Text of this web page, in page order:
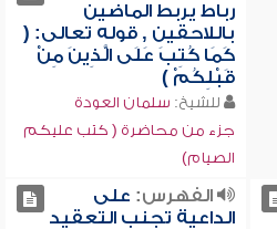
رباط يربط الماضين
باللاحقين , قوله تعالى: (
كَمَا كُتِبَ عَلَى الَّذِينَ مِنْ
قَبْلِكُمْ )
للشيخ: سلمان العودة
جزء من محاضرة ( كتب عليكم
الصيام)
الفهرس: على
الداعية تجنب التعقيد